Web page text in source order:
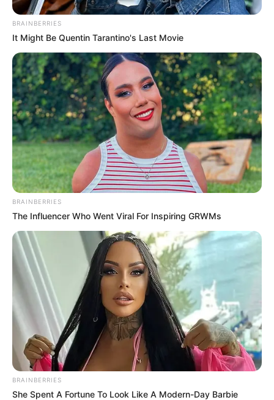
BRAINBERRIES
It Might Be Quentin Tarantino's Last Movie
BRAINBERRIES
The Influencer Who Went Viral For Inspiring GRWMs
BRAINBERRIES
She Spent A Fortune To Look Like A Modern-Day Barbie